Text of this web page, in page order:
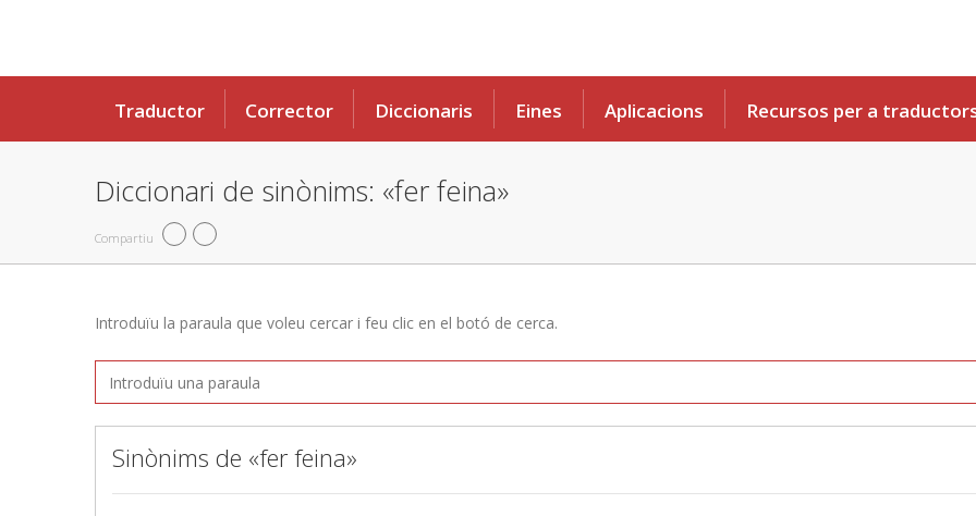
Traductor Corrector Diccionaris Eines Aplicacions Recursos per a
Diccionari de sinònims: «fer feina»
Compartiu
Introduïu la paraula que voleu cercar i feu clic en el botó de cerca.
Sinònims de «fer feina»